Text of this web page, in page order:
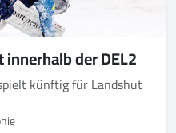
der DEL2
künftig für Landshut